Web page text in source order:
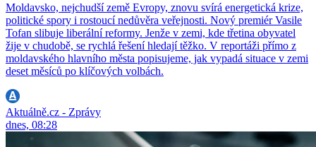
Moldavsko, nejchudší země Evropy, znovu svírá energetická krize,
politické spory i rostoucí nedůvěra veřejnosti. Nový premiér Vasile
Tofan slibuje liberální reformy. Jenže v zemi, kde třetina obyvatel
žije v chudobě, se rychlá řešení hledají těžko. V reportáži přímo z
moldavského hlavního města popisujeme, jak vypadá situace v zemi
deset měsíců po klíčových volbách.
Aktuálně.cz - Zprávy
dnes, 08:28